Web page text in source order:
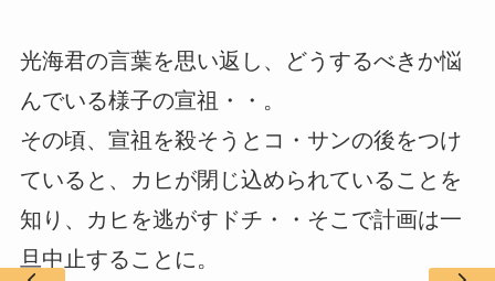
光海君の言葉を思い返し、どうするべきか悩
んでいる様子の宣祖・・。
その頃、宣祖を殺そうとコ・サンの後をつけ
ていると、カヒが閉じ込められていることを
知り、カヒを逃がすドチ・・そこで計画は一
旦中止することに。